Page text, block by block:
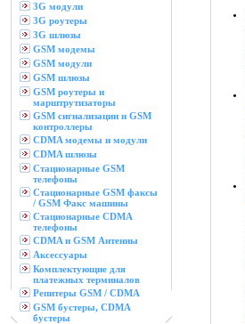
3G модули
3G роутеры
3G шлюзы
GSM модемы
GSM модули
GSM шлюзы
GSM роутеры и
марштрутизаторы
GSM сигнализации и GSM
контроллеры
CDMA модемы и модули
CDMA шлюзы
Стационарные GSM
телефоны
Стационарные GSM факсы
/ GSM Факс машины
Стационарные CDMA
телефоны
CDMA и GSM Антенны
Аксессуары
Комплектующие для
платежных терминалов
Репитеры GSM / CDMA
GSM бустеры, CDMA
бустеры